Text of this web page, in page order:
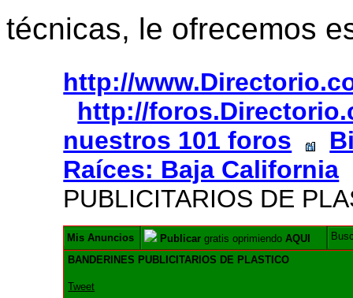
técnicas, le ofrecemos
http://
http://
nuestros 101 foros
Raíces: Baja California
PUBLICITARIOS DE
Mis Anuncios Publicar gratis oprimiendoAQUI
BANDERINES PUBLICITARIOS DE PLASTICO
Tweet